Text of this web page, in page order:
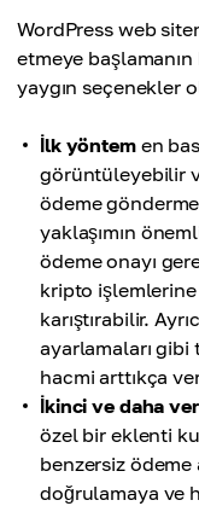
WordPress web
etmeye
yaygın seçenekler
İlk yöntemen
görüntüleyebilir
ödeme
yaklaşımın
ödeme onayı
kripto işlemlerine
karıştırabilir.
ayarlamaları
hacmi arttıkça
İkinci ve daha
özel bir eklenti
benzersiz
doğrulamaya ve